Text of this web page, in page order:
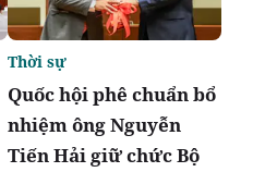
Quốc hội phê chuẩn bổ
nhiệm ông Nguyễn
Tiến Hải giữ chức Bộ
Thời sự